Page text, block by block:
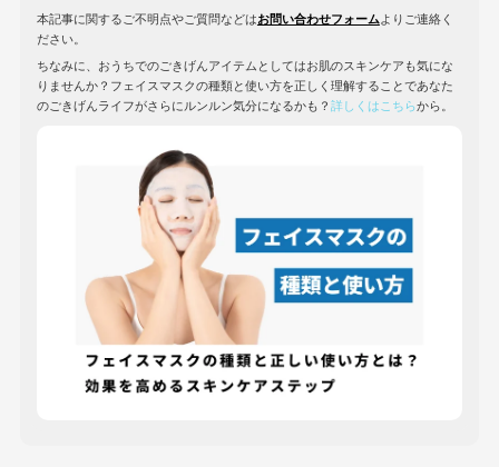
本記事に関するご不明点やご質問などはお問い合わせフォーム よりご連絡く
ださい。
ちなみに、おうちでのごきげんアイテムとしてはお肌のスキンケアも気にな
りませんか？フェイスマスクの種類と使い方を正しく理解することであなた
のごきげんライフがさらにルンルン気分になるかも？ 詳しくはこちらから。